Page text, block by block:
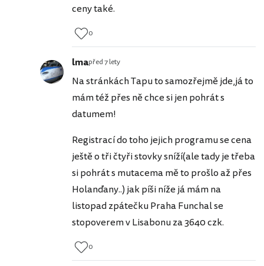
ceny také.
0
lmapřed 7 lety
Na stránkách Tapu to samozřejmě jde,já to
mám též přes ně chce si jen pohrát s
datumem!
Registrací do toho jejich programu se cena
ještě o tři čtyři stovky sníží(ale tady je třeba
si pohrát s mutacema mě to prošlo až přes
Holanďany..) jak píši níže já mám na
listopad zpátečku Praha Funchal se
stopoverem v Lisabonu za 3640 czk.
0